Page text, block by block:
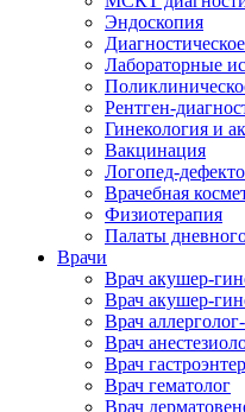
Эндоскопия
Лабораторные
Рентген-
Гинекология и
Вакцинация
Логопед-
Врачебная
Физиотерапия
Палаты
Врачи
Врач акушер-
Врач акушер-
Врач
Врач
Врач
Врач гематолог
Врач